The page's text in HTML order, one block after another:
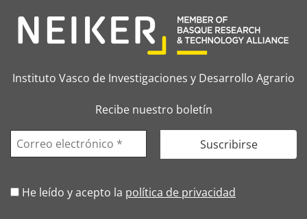
Instituto Vasco de Investigaciones y Desarrollo Agrario
Recibe nuestro boletín
He leído y acepto la política de privacidad